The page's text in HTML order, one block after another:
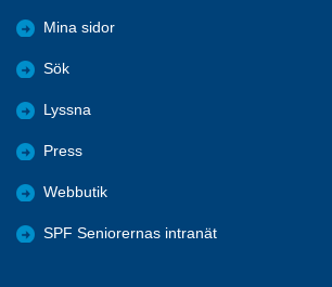
Mina sidor
Sök
Lyssna
Press
Webbutik
SPF Seniorernas intranät